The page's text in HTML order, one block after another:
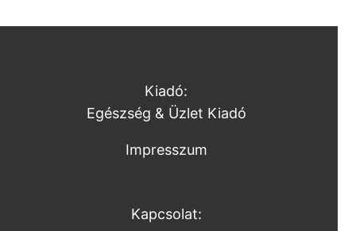
Kiadó:
Egészség & Üzlet Kiadó
Impresszum
Kapcsolat: